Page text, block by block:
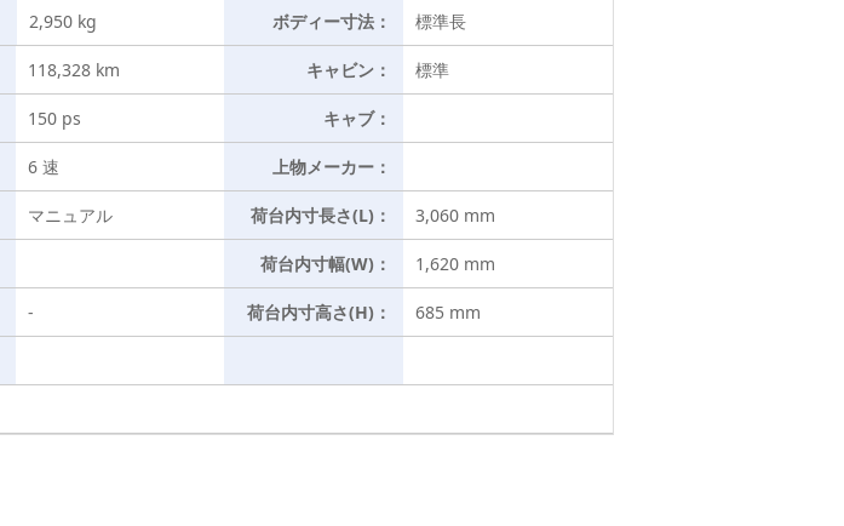
2,950 kg ボディー寸法： 標準長
118,328 km キャビン： 標準
150 ps キャブ：
6 速 上物メーカー：
マニュアル 荷台内寸長さ(L)： 3,060 mm
荷台内寸幅(W)： 1,620 mm
- 荷台内寸高さ(H)： 685 mm